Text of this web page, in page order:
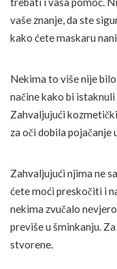
vaše znanje, da ste
kako ćete maskaru
Nekima to više nije
načine kako bi
Zahvaljujući
za oči dobila pojačanje
Zahvaljujući njima ne
ćete moći preskočiti i
nekima zvučalo
previše u šminkanju.
stvorene.